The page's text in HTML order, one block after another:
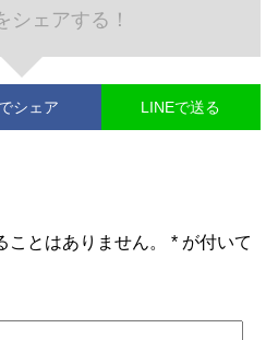
シェアする！
でシェア LINEで送る
とはありません。 * が付いて